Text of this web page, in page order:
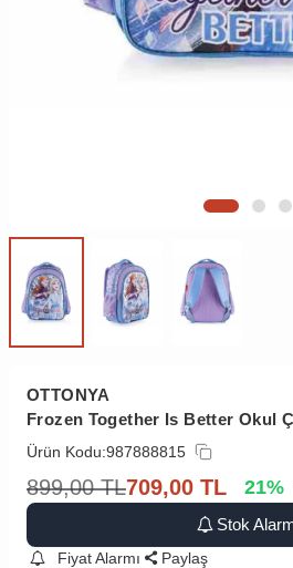
OTTONYA
Frozen Together Is Better Okul
Ürün Kodu:987888815
899,00 TL709,00 TL 21%
Stok
Fiyat Alarmı Paylaş